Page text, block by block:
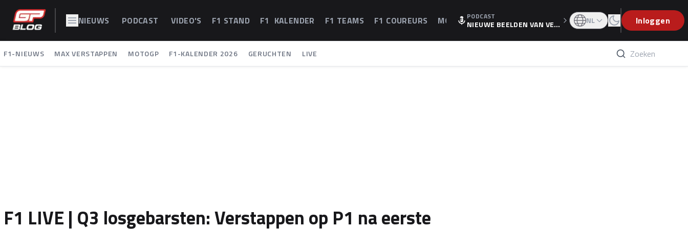
NIEUWS PODCAST VIDEO'S F1 STAND F1 KALENDER F1 TEAMS F1 COUREURS MOTOGPPODCAST
NIEUWE BEELDEN VAN VER
WEET IS ER NU GETEKEND'
NL Inloggen
F1-NIEUWS MAX VERSTAPPEN MOTOGP F1-KALENDER 2026 GERUCHTEN LIVE
F1 LIVE | Q3 losgebarsten: Verstappen op P1 na eerste